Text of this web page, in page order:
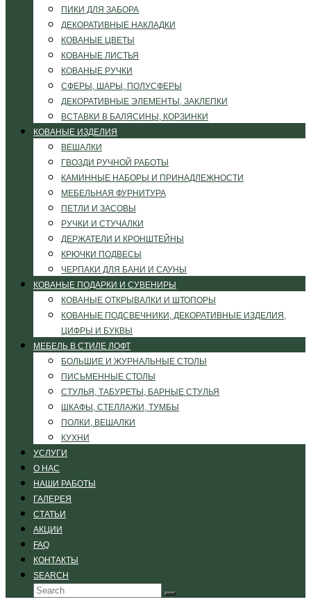
ПИКИ ДЛЯ ЗАБОРА
ДЕКОРАТИВНЫЕ НАКЛАДКИ
КОВАНЫЕ ЦВЕТЫ
КОВАНЫЕ ЛИСТЬЯ
КОВАНЫЕ РУЧКИ
СФЕРЫ, ШАРЫ, ПОЛУСФЕРЫ
ДЕКОРАТИВНЫЕ ЭЛЕМЕНТЫ, ЗАКЛЕПКИ
ВСТАВКИ В БАЛЯСИНЫ, КОРЗИНКИ
КОВАНЫЕ ИЗДЕЛИЯ
ВЕШАЛКИ
ГВОЗДИ РУЧНОЙ РАБОТЫ
КАМИННЫЕ НАБОРЫ И ПРИНАДЛЕЖНОСТИ
МЕБЕЛЬНАЯ ФУРНИТУРА
ПЕТЛИ И ЗАСОВЫ
РУЧКИ И СТУЧАЛКИ
ДЕРЖАТЕЛИ И КРОНШТЕЙНЫ
КРЮЧКИ ПОДВЕСЫ
ЧЕРПАКИ ДЛЯ БАНИ И САУНЫ
КОВАНЫЕ ПОДАРКИ И СУВЕНИРЫ
КОВАНЫЕ ОТКРЫВАЛКИ И ШТОПОРЫ
КОВАНЫЕ ПОДСВЕЧНИКИ, ДЕКОРАТИВНЫЕ ИЗДЕЛИЯ,
ЦИФРЫ И БУКВЫ
МЕБЕЛЬ В СТИЛЕ ЛОФТ
БОЛЬШИЕ И ЖУРНАЛЬНЫЕ СТОЛЫ
ПИСЬМЕННЫЕ СТОЛЫ
СТУЛЬЯ, ТАБУРЕТЫ, БАРНЫЕ СТУЛЬЯ
ШКАФЫ, СТЕЛЛАЖИ, ТУМБЫ
ПОЛКИ, ВЕШАЛКИ
КУХНИ
УСЛУГИ
О НАС
НАШИ РАБОТЫ
ГАЛЕРЕЯ
СТАТЬИ
АКЦИИ
FAQ
КОНТАКТЫ
SEARCH
Search
Submit